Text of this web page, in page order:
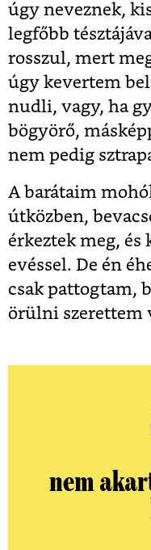
úgy neveznek,
legfőbb
rosszul, mert
úgy kevertem
nudli, vagy, ha
bögyörő,
nem pedig
A barátaim
útközben,
érkeztek meg, és
evéssel. De én
csak pattogtam,
örülni szerettem
nem